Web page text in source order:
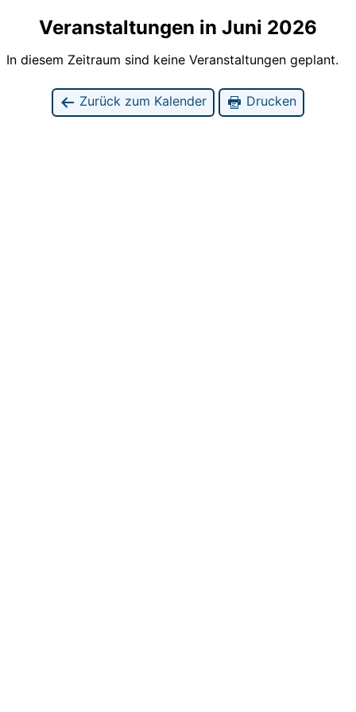
Veranstaltungen in Juni 2026
In diesem Zeitraum sind keine Veranstaltungen geplant.
Zurück zum Kalender Drucken